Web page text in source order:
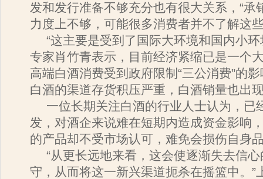
发和发行准备不够充分也有很大关系，“承
力度上不够，可能很多消费者并不了解这
“这主要是受到了国际大环境和国内小
专家肖竹青表示，目前经济紧缩已是一个
高端白酒消费受到政府限制“三公消费”的
白酒的渠道存货积压严重，白酒销量也出
一位长期关注白酒的行业人士认为，已
发，对酒企来说难在短期内造成资金影响
的产品却不受市场认可，难免会损伤自身
“从更长远地来看，这会使逐渐失去信
守，从而将这一新兴渠道扼杀在摇篮中。”